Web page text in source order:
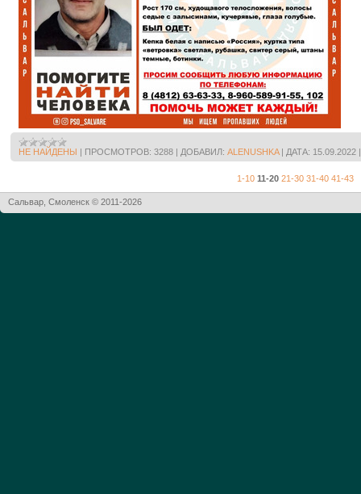
НЕ НАЙДЕНЫ | ПРОСМОТРОВ: 3288 | ДОБАВИЛ: ALENUSHKA| ДАТА: 15.09.2022
1-10 11-20 21-30 31-40 41-43
Сальвар, Смоленск © 2011-2026